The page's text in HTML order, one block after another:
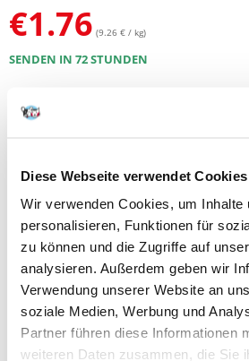
Diese Webseite verwendet Cookies
Wir verwenden Cookies, um Inhalte
personalisieren, Funktionen für
zu können und die Zugriffe auf
analysieren. Außerdem geben wir
Verwendung unserer Website an
soziale Medien, Werbung und
Partner führen diese Informationen
weiteren Daten zusammen, die Sie
€1.76 (9.26 € / kg)
SENDEN IN 72 STUNDEN
Mineralstoff Calcium für die richtige
Von den ersten Lebenstagen an ist es für
Knochen, Zähnen und anderen Strukturen,
verantwortlich. Es beugt Rachitis vor.
Dosierung: Täglich füttern.
Zusammensetzung: Calciumcarbonat,